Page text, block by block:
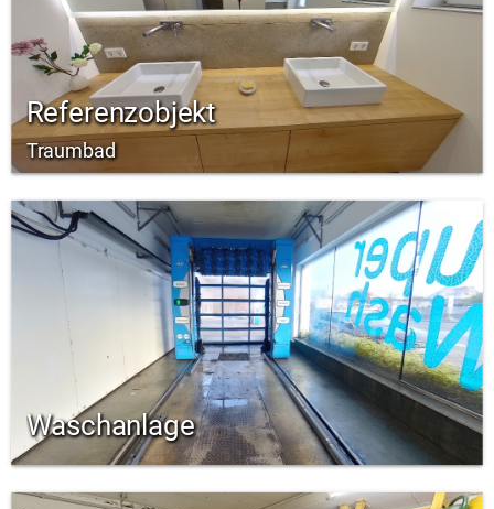
Referenzobjekt
Traumbad
Waschanlage